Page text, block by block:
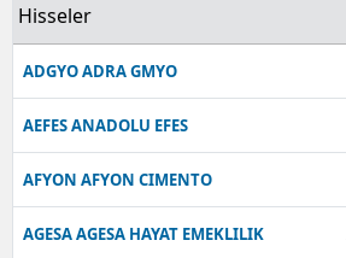
Hisseler
ADGYO ADRA GMYO
AEFES ANADOLU EFES
AFYON AFYON CIMENTO
AGESA AGESA HAYAT EMEKLILIK